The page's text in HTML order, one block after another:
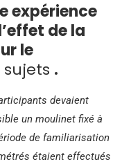
expérience
de la
le
sujets .
devaient
un moulinet fixé à
de familiarisation
étaient effectués